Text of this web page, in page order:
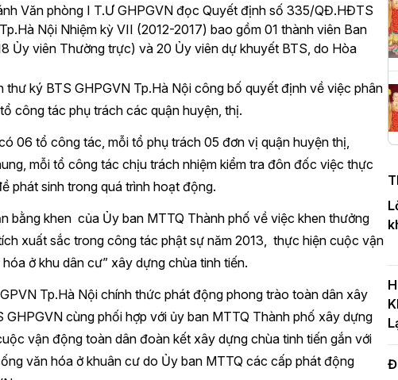
Văn phòng I T.Ư GHPGVN đọc Quyết định số 335/QĐ.HĐTS
Nội Nhiệm kỳ VII (2012-2017) bao gồm 01 thành viên Ban
Ủy viên Thường trực) và 20 Ủy viên dự khuyết BTS, do Hòa
ký BTS GHPGVN Tp.Hà Nội công bố quyết định về việc phân
công tác phụ trách các quận huyện, thị.
06 tổ công tác, mỗi tổ phụ trách 05 đơn vị quận huyện thị,
mỗi tổ công tác chịu trách nhiệm kiểm tra đôn đốc việc thực
phát sinh trong quá trình hoạt động.
bằng khen của Ủy ban MTTQ Thành phố về việc khen thưởng
xuất sắc trong công tác phật sự năm 2013, thực hiện cuộc vận
ở khu dân cư” xây dựng chùa tinh tiến.
Tp.Hà Nội chính thức phát động phong trào toàn dân xây
cùng phối hợp với ủy ban MTTQ Thành phố xây dựng
vận động toàn dân đoàn kết xây dựng chùa tinh tiến gắn với
văn hóa ở khuân cư do Ủy ban MTTQ các cấp phát động